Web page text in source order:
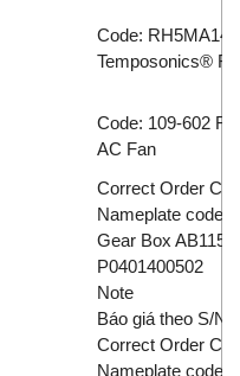
Code:
Temposonics®
Code: 109-602
AC Fan
Correct Order
Nameplate code:
Gear Box AB115-
P0401400502
Note
Báo giá theo S/N.
Correct Order
Nameplate code: